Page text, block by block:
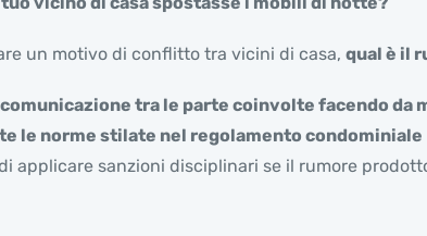
un motivo di conflitto tra vicini di casa, qual è il
tra le parte coinvolte facendo da
le norme stilate nel regolamento condominiale
applicare sanzioni disciplinari se il rumore